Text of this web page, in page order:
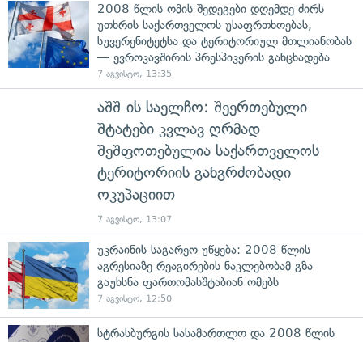
2008 წლის ომის შედეგები დღემდე ძირს
უთხრის საქართველოს უსაფრთხოებას,
სუვერენიტეტსა და ტერიტორიულ მთლიანობას
— ევროკავშირის პრესპიკერის განცხადება
7 აგვისტო, 13:35
აშშ-ის საელჩო: შეერთებული
შტატები კვლავ ღრმად
შეშფოთებულია საქართველოს
ტერიტორიის განგრძობადი
ოკუპაციით
7 აგვისტო, 13:07
უკრაინის საგარეო უწყება: 2008 წლის
აგრესიაზე რეაგირების ნაკლებობამ გზა
გაუხსნა ფართომასშტაბიან ომებს
7 აგვისტო, 12:50
სტრასბურგის სასამართლო და 2008 წლის